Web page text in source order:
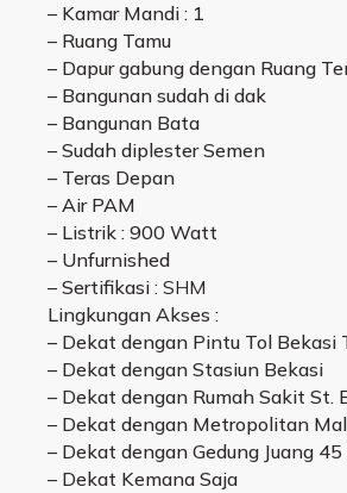
– Kamar Mandi : 1
– Ruang Tamu
– Dapur gabung dengan Ruang
– Bangunan sudah di dak
– Bangunan Bata
– Sudah diplester Semen
– Teras Depan
– Air PAM
– Listrik : 900 Watt
– Unfurnished
– Sertifikasi : SHM
Lingkungan Akses :
– Dekat dengan Pintu Tol Bekasi
– Dekat dengan Stasiun Bekasi
– Dekat dengan Rumah Sakit St.
– Dekat dengan Metropolitan
– Dekat dengan Gedung Juang
– Dekat Kemana Saja